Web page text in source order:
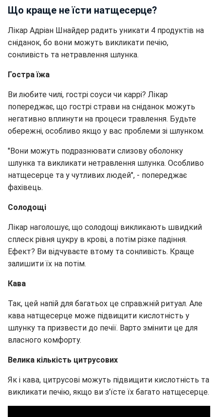
Що краще не їсти натщесерце?
Лікар Адріан Шнайдер радить уникати 4 продуктів на
сніданок, бо вони можуть викликати печію,
сонливість та нетравлення шлунка.
Гостра їжа
Ви любите чилі, гострі соуси чи каррі? Лікар
попереджає, що гострі страви на сніданок можуть
негативно вплинути на процеси травлення. Будьте
обережні, особливо якщо у вас проблеми зі шлунком.
"Вони можуть подразнювати слизову оболонку
шлунка та викликати нетравлення шлунка. Особливо
натщесерце та у чутливих людей", - попереджає
фахівець.
Солодощі
Лікар наголошує, що солодощі викликають швидкий
сплеск рівня цукру в крові, а потім різке падіння.
Ефект? Ви відчуваєте втому та сонливість. Краще
залишити їх на потім.
Кава
Так, цей напій для багатьох це справжній ритуал. Але
кава натщесерце може підвищити кислотність у
шлунку та призвести до печії. Варто змінити це для
власного комфорту.
Велика кількість цитрусових
Як і кава, цитрусові можуть підвищити кислотність та
викликати печію, якщо ви з'їсте їх багато натщесерце.